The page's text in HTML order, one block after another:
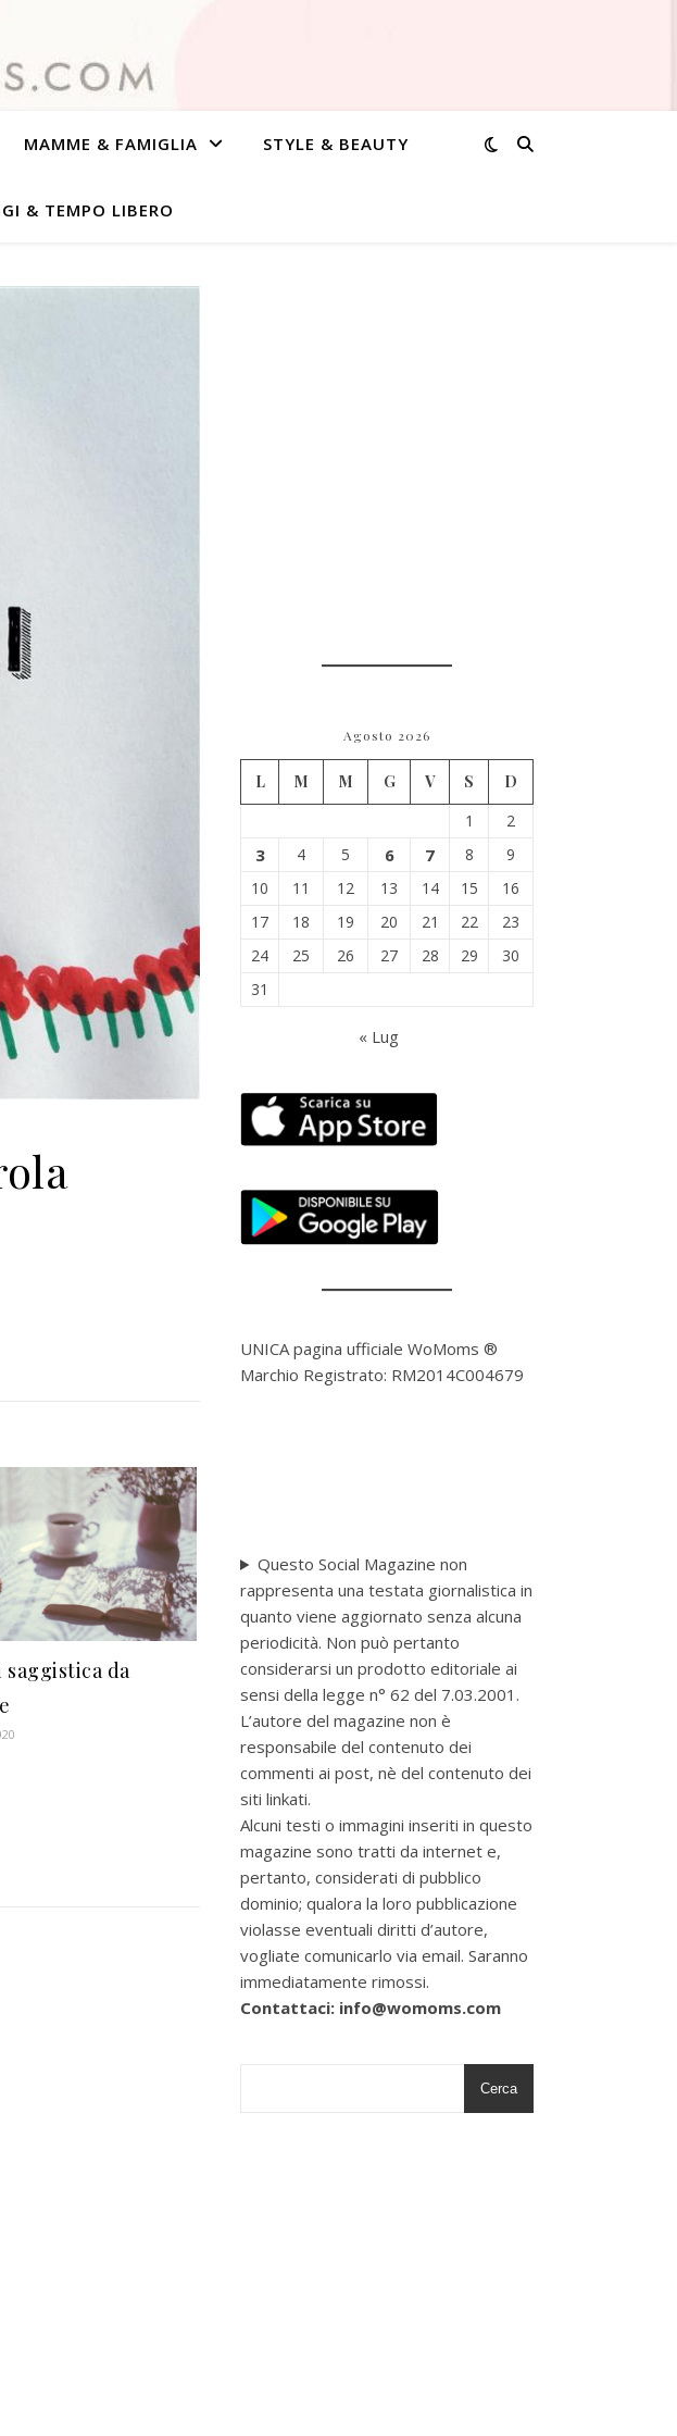
MAMME & FAMIGLIA STYLE & BEAUTY
& TEMPO LIBERO
da
Agosto 2026
L M M G V S
D
1
2
3 4 5 6 7 8
9
10
11 12 13 14 15
16
17
18 19 20 21 22
23
24
25 26 27 28 29
30
31
« Lug
UNICA pagina ufficiale WoMoms ®
Marchio Registrato: RM2014C004679
Questo Social Magazine non
rappresenta una testata giornalistica in
quanto viene aggiornato senza alcuna
periodicità. Non può pertanto
considerarsi un prodotto editoriale ai
sensi della legge n° 62 del 7.03.2001.
L’autore del magazine non è
responsabile del contenuto dei
commenti ai post, nè del contenuto dei
siti linkati.
Alcuni testi o immagini inseriti in questo
magazine sono tratti da internet e,
pertanto, considerati di pubblico
dominio; qualora la loro pubblicazione
violasse eventuali diritti d’autore,
vogliate comunicarlo via email. Saranno
immediatamente rimossi.
Contattaci: info@womoms.com
Cerca